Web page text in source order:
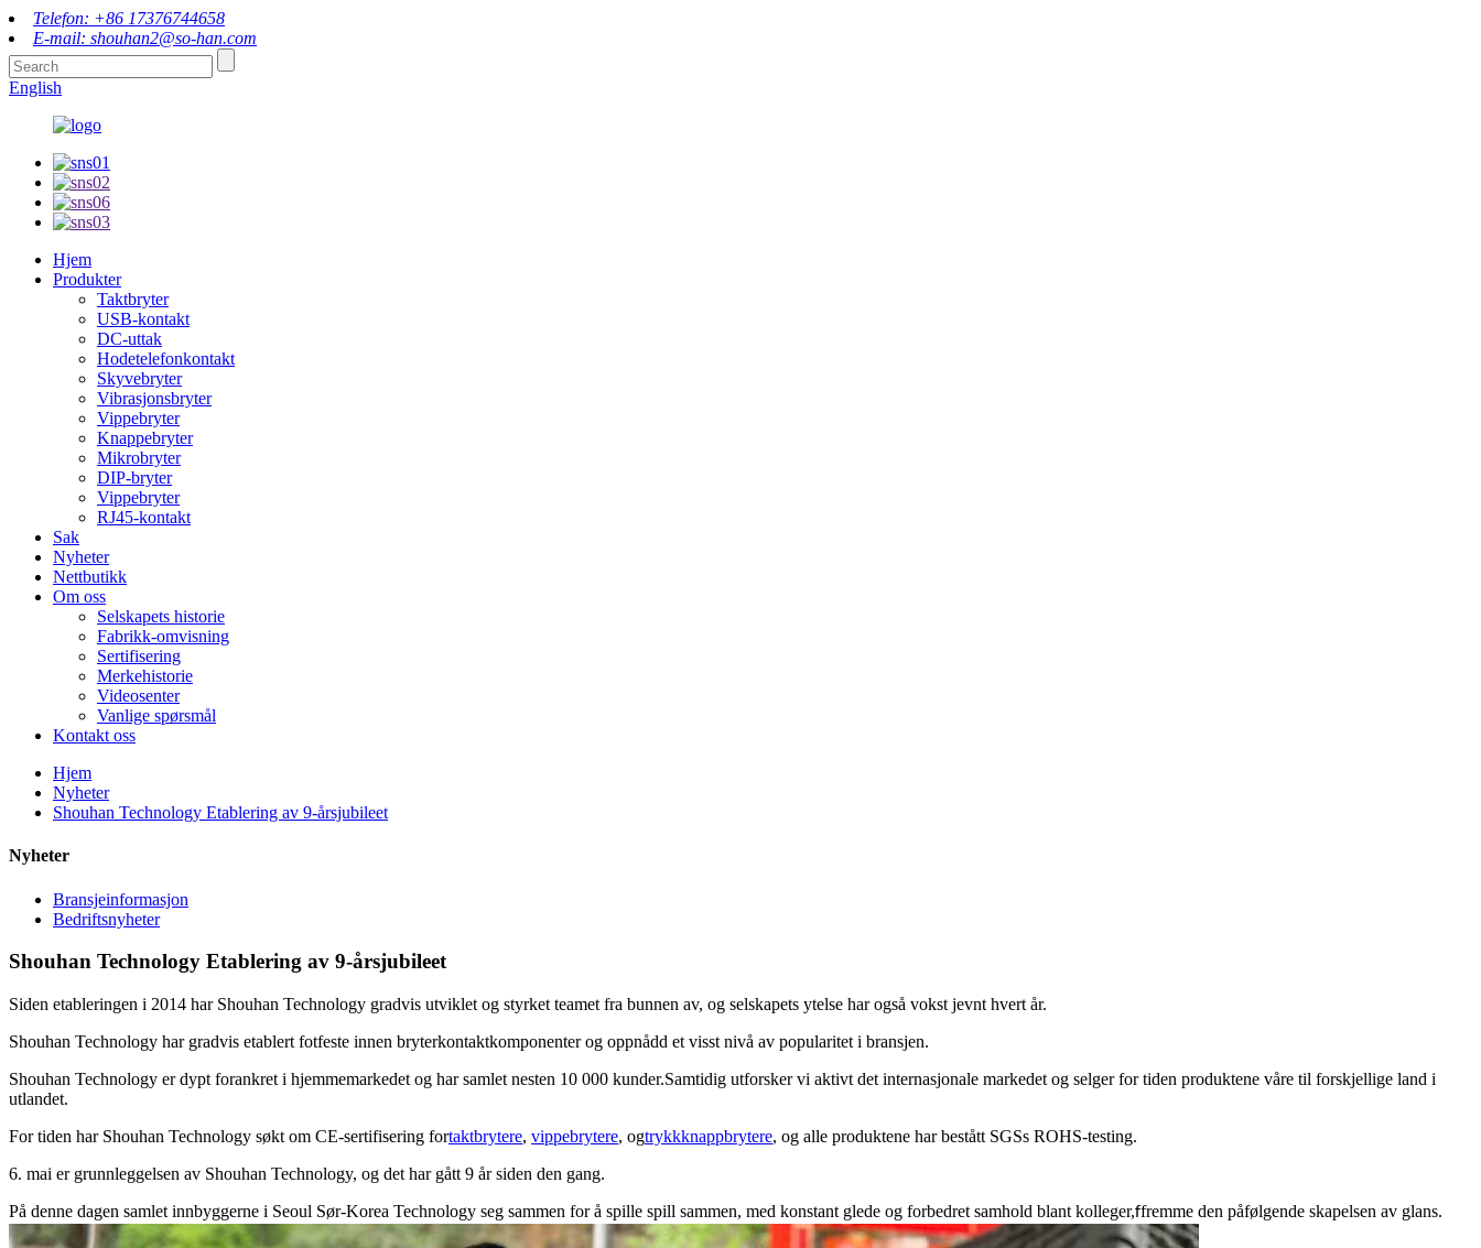
Telefon: +86 17376744658
E-mail: shouhan2@so-han.com
English
Hjem
Produkter
Taktbryter
USB-kontakt
DC-uttak
Hodetelefonkontakt
Skyvebryter
Vibrasjonsbryter
Vippebryter
Knappebryter
Mikrobryter
DIP-bryter
Vippebryter
RJ45-kontakt
Sak
Nyheter
Nettbutikk
Om oss
Selskapets historie
Fabrikk-omvisning
Sertifisering
Merkehistorie
Videosenter
Vanlige spørsmål
Kontakt oss
Hjem
Nyheter
Shouhan Technology Etablering av 9-årsjubileet
Nyheter
Bransjeinformasjon
Bedriftsnyheter
Shouhan Technology Etablering av 9-årsjubileet
Siden etableringen i 2014 har Shouhan Technology gradvis utviklet og styrket teamet fra bunnen av, og selskapets ytelse har også vokst jevnt hvert år.
Shouhan Technology har gradvis etablert fotfeste innen bryterkontaktkomponenter og oppnådd et visst nivå av popularitet i bransjen.
Shouhan Technology er dypt forankret i hjemmemarkedet og har samlet nesten 10 000 kunder.Samtidig utforsker vi aktivt det internasjonale markedet og selger for tiden produktene våre til forskjellige land i
utlandet.
For tiden har Shouhan Technology søkt om CE-sertifisering fortaktbrytere, vippebrytere, ogtrykkknappbrytere, og alle produktene har bestått SGSs ROHS-testing.
6. mai er grunnleggelsen av Shouhan Technology, og det har gått 9 år siden den gang.
På denne dagen samlet innbyggerne i Seoul Sør-Korea Technology seg sammen for å spille spill sammen, med konstant glede og forbedret samhold blant kolleger,ffremme den påfølgende skapelsen av glans.